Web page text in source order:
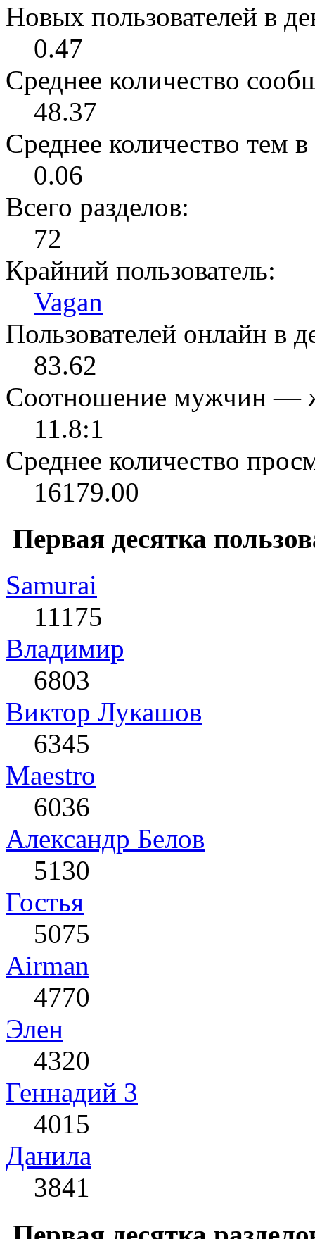
Новых пользователей в
0.47
Среднее количество
48.37
Среднее количество тем
0.06
Всего разделов:
72
Крайний пользователь:
Vagan
Пользователей онлайн в
83.62
Соотношение мужчин —
11.8:1
Среднее количество
16179.00
Первая десятка
Samurai
11175
Влaдимир
6803
Виктор Лукашов
6345
Maestro
6036
Александр Белов
5130
Гостья
5075
Airman
4770
Элен
4320
Геннадий 3
4015
Данила
3841